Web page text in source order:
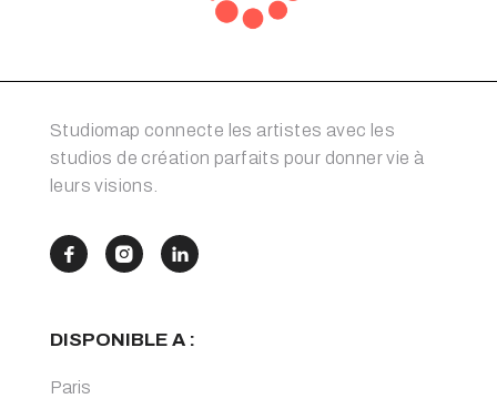
Studiomap connecte les artistes avec les
studios de création parfaits pour donner vie à
leurs visions.
  
DISPONIBLE A :
Paris